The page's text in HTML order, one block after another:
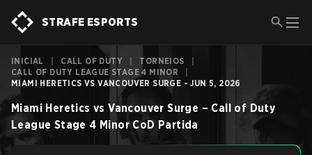
STRAFE ESPORTS
INICIAL CALL OF DUTY TORNEIOS
CALL OF DUTY LEAGUE STAGE 4 MINOR
MIAMI HERETICS VS VANCOUVER SURGE - JUN 5, 2026
Miami Heretics vs Vancouver Surge – Call of Duty
League Stage 4 Minor CoD Partida